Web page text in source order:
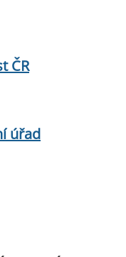
ČR
úřad